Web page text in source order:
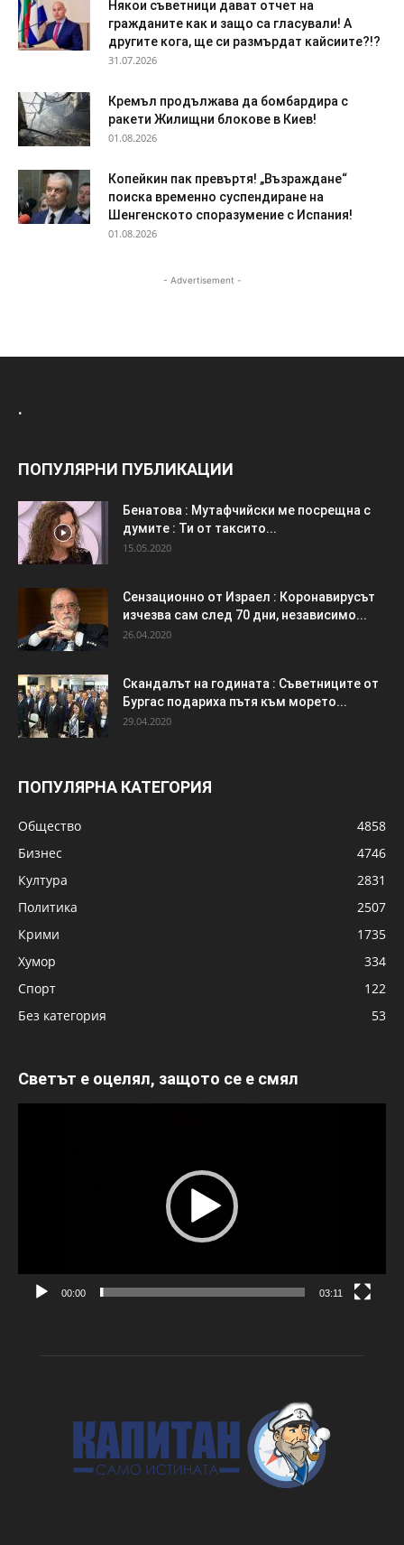
Някои съветници дават отчет на
гражданите как и защо са гласували! А
другите кога, ще си размърдат кайсиите?!?
31.07.2026
Кремъл продължава да бомбардира с
ракети Жилищни блокове в Киев!
01.08.2026
Копейкин пак превъртя! „Възраждане“
поиска временно суспендиране на
Шенгенското споразумение с Испания!
01.08.2026
- Advertisement -
.
ПОПУЛЯРНИ ПУБЛИКАЦИИ
Бенатова : Мутафчийски ме посрещна с
думите : Ти от таксито...
15.05.2020
Сензационно от Израел : Коронавирусът
изчезва сам след 70 дни, независимо...
26.04.2020
Скандалът на годината : Съветниците от
Бургас подариха пътя към морето...
29.04.2020
ПОПУЛЯРНА КАТЕГОРИЯ
Общество
4858
Бизнес
4746
Култура
2831
Политика
2507
Крими
1735
Хумор
334
Спорт
122
Без категория
53
Светът е оцелял, защото се е смял
00:00 03:11